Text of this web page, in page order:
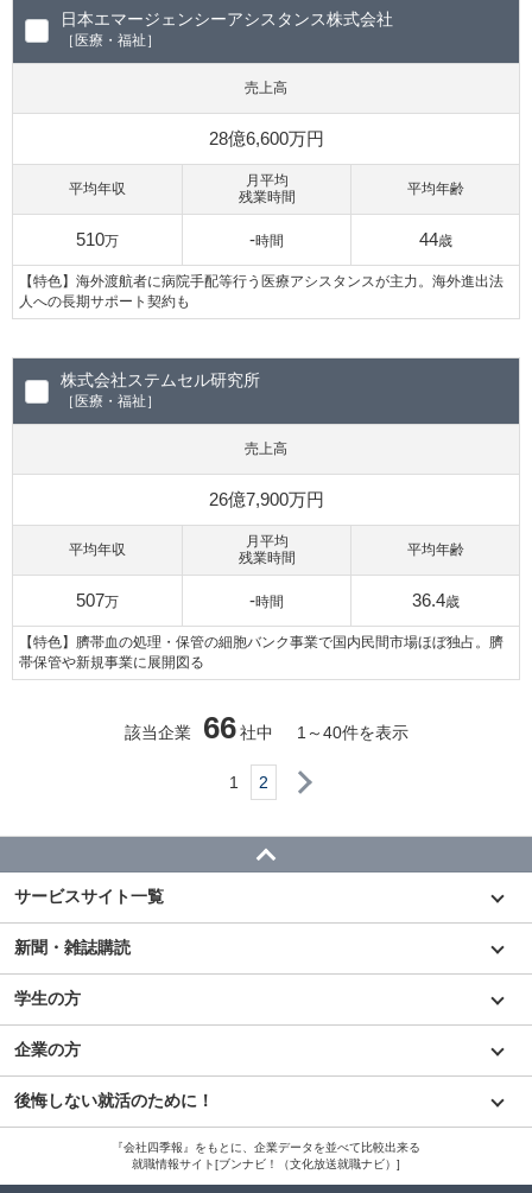
日本エマージェンシーアシスタンス株式会社
［医療・福祉］
売上高
28億6,600万円
平均年収
510万
月平均
残業時間
-時間
平均年齢
44歳
【特色】海外渡航者に病院手配等行う医療アシスタンスが主力。海外進出法
人への長期サポート契約も
株式会社ステムセル研究所
［医療・福祉］
売上高
26億7,900万円
平均年収
507万
月平均
残業時間
-時間
平均年齢
36.4歳
【特色】臍帯血の処理・保管の細胞バンク事業で国内民間市場ほぼ独占。臍
帯保管や新規事業に展開図る
該当企業 66 社中 1 ～40件を表示
1 2
サービスサイト一覧
新聞・雑誌購読
学生の方
企業の方
後悔しない就活のために！
『会社四季報』をもとに、企業データを並べて比較出来る
就職情報サイト[ブンナビ！（文化放送就職ナビ）]